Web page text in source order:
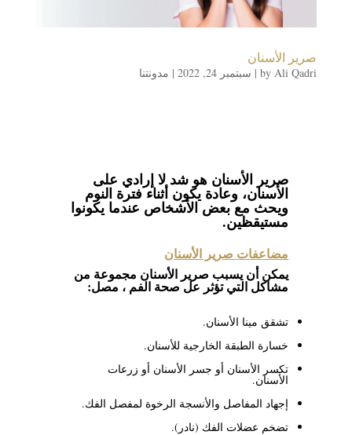
صرير الأسنان
by Ali Qadri
| سبتمبر 24, 2022 | مدونتنا
صرير الأسنان هو شد لا إرادي على
الأسنان، وعادة يكون أثناء فترة النوم
ويحث مع بعض الأشخاص عندما يكونوا
مستيقظين.
مضاعفات صرير الأسنان
يمكن أن يسبب صرير الأسنان مجموعة من
مشاكل التي تؤثر عل صحة الفم ، مصل:
تشقق مينا الأسنان.
خسارة الطبقة الخارجية للأسنان.
تكسر الأسنان أو جسر الأسنان أو زرعات
الأسنان.
إجهاد المفاصل والأنسجة الرخوة لمفصل الفك.
تضخم عضلات الفك (نادر).